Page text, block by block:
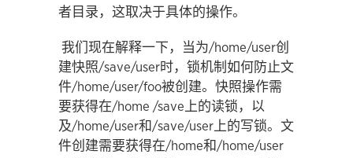
者目录，这取决于具体的操作。
我们现在解释一下，当为/home/user创
建快照/save/user时，锁机制如何防止文
件/home/user/foo被创建。快照操作需
要获得在/home /save上的读锁，以
及/home/user和/save/user上的写锁。文
件创建需要获得在/home和/home/user